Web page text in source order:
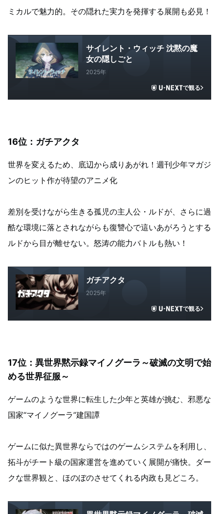
ミカルで魅力的。その隠れた実力を発揮する展開も必見！
サイレント・ウィッチ 沈黙の魔
女の隠しごと
2025年
で観る
16位：ガチアクタ
世界を変えるため、底辺から成りあがれ！週刊少年マガジ
ンのヒット作が待望のアニメ化
差別を受けながら生きる孤児の主人公・ルドが、さらに過
酷な環境に落とされながらも復讐心で這いあがろうとする
ルドから目が離せない。怒涛の能力バトルも熱い！
ガチアクタ
2025年
で観る
17位：異世界黙示録マイノグーラ～破滅の文明で始
める世界征服～
ゲームのような世界に転生した少年と英雄が挑む、邪悪な
国家“マイノグーラ”建国譚
ゲームに似た異世界ならではのゲームシステムを利用し、
拓斗がチート級の国家運営を進めていく展開が痛快。ダー
クな世界観と、ほのぼのさせてくれる内政も見どころ。